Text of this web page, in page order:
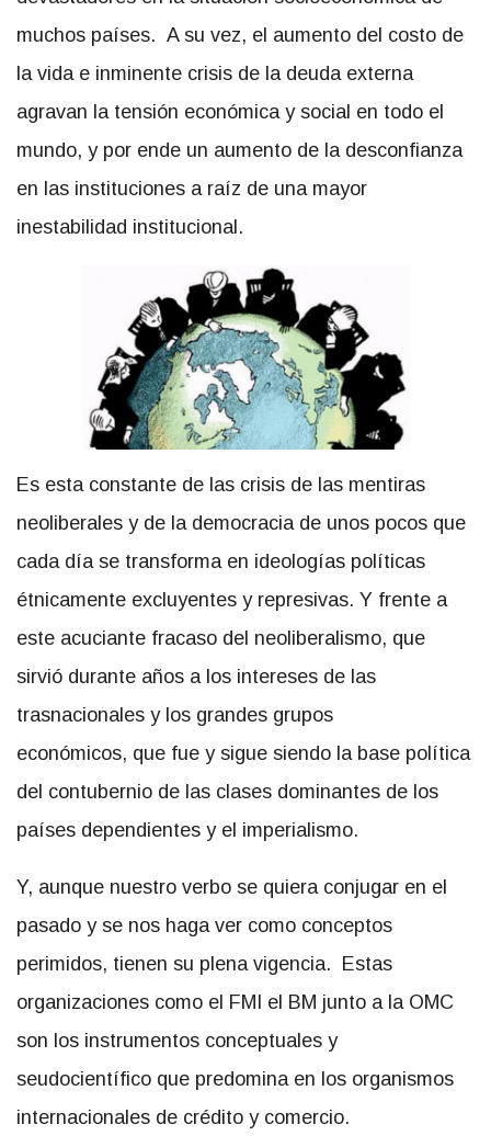
muchos países. A su vez, el aumento del costo de
la vida e inminente crisis de la deuda externa
agravan la tensión económica y social en todo el
mundo, y por ende un aumento de la desconfianza
en las instituciones a raíz de una mayor
inestabilidad institucional.
Es esta constante de las crisis de las mentiras
neoliberales y de la democracia de unos pocos que
cada día se transforma en ideologías políticas
étnicamente excluyentes y represivas. Y frente a
este acuciante fracaso del neoliberalismo, que
sirvió durante años a los intereses de las
trasnacionales y los grandes grupos
económicos, que fue y sigue siendo la base política
del contubernio de las clases dominantes de los
países dependientes y el imperialismo.
Y, aunque nuestro verbo se quiera conjugar en el
pasado y se nos haga ver como conceptos
perimidos, tienen su plena vigencia. Estas
organizaciones como el FMI el BM junto a la OMC
son los instrumentos conceptuales y
seudocientífico que predomina en los organismos
internacionales de crédito y comercio.